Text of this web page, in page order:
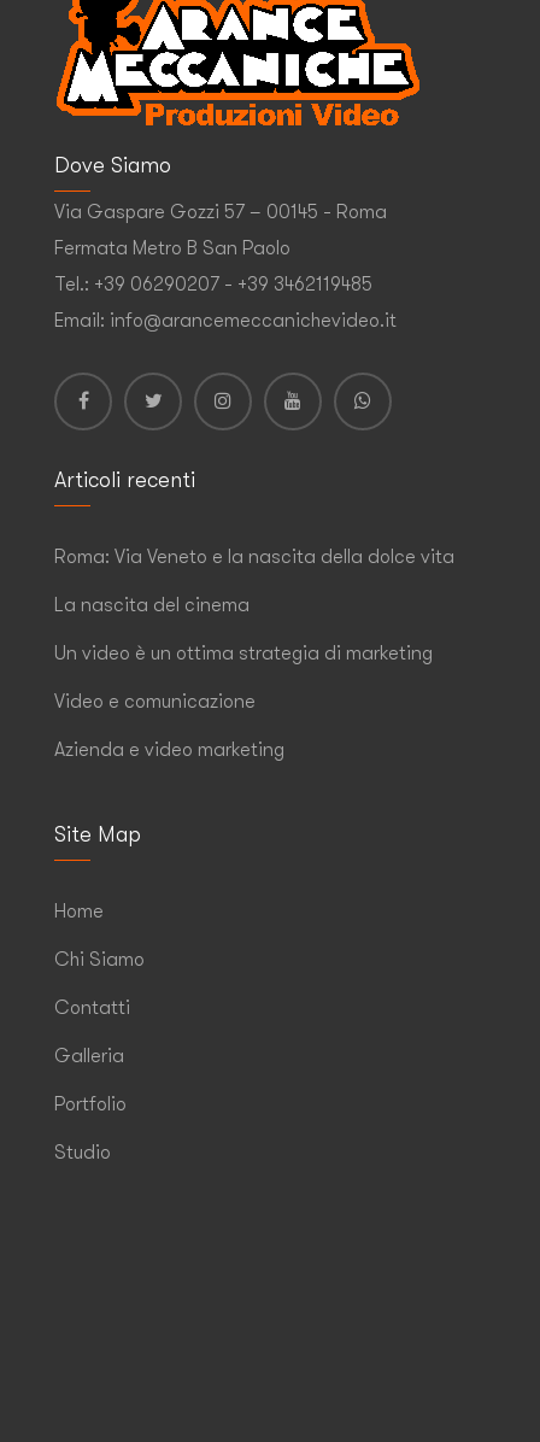
Dove Siamo
Via Gaspare Gozzi 57 – 00145 - Roma
Fermata Metro B San Paolo
Tel.: +39 06290207 - +39 3462119485
Email: info@arancemeccanichevideo.it
Articoli recenti
Roma: Via Veneto e la nascita della dolce vita
La nascita del cinema
Un video è un ottima strategia di marketing
Video e comunicazione
Azienda e video marketing
Site Map
Home
Chi Siamo
Contatti
Galleria
Portfolio
Studio